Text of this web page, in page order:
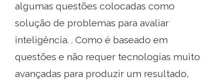
algumas questões colocadas como
solução de problemas para avaliar
inteligência. . Como é baseado em
questões e não requer tecnologias muito
avançadas para produzir um resultado,